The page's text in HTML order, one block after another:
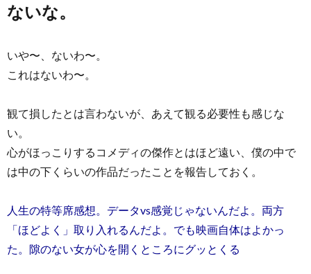
ないな。
いや〜、ないわ〜。
これはないわ〜。
観て損したとは言わないが、あえて観る必要性も感じな
い。
心がほっこりするコメディの傑作とはほど遠い、僕の中で
は中の下くらいの作品だったことを報告しておく。
人生の特等席感想。データvs感覚じゃないんだよ。両方
「ほどよく」取り入れるんだよ。でも映画自体はよかっ
た。隙のない女が心を開くところにグッとくる